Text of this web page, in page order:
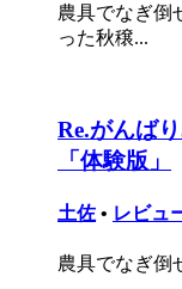
農具でなぎ倒
った秋穣...
Re.がんば
「体験版」
土佐 • レビュ
農具でなぎ倒